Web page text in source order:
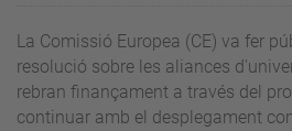
La Comissió Europea (CE) va fer
resolució sobre les aliances
rebran finançament a través del
continuar amb el desplegament